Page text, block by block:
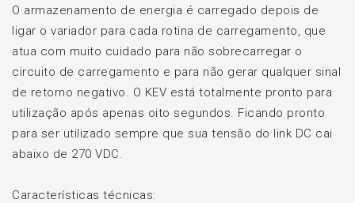
O armazenamento de energia é carregado depois de
ligar o variador para cada rotina de carregamento, que
atua com muito cuidado para não sobrecarregar o
circuito de carregamento e para não gerar qualquer sinal
de retorno negativo. O KEV está totalmente pronto para
utilização após apenas oito segundos. Ficando pronto
para ser utilizado sempre que sua tensão do link DC cai
abaixo de 270 VDC.
Características técnicas: